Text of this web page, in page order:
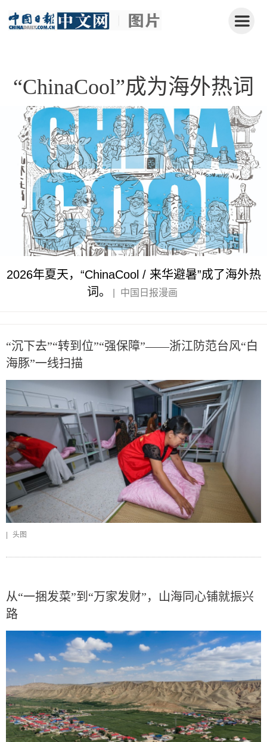
“ChinaCool”成为海外热词
2026年夏天，“ChinaCool / 来华避暑”成了海外热
词。
中国日报漫画
“沉下去”“转到位”“强保障”——浙江防范台风“白
海豚”一线扫描
头图
从“一捆发菜”到“万家发财”，山海同心铺就振兴
路